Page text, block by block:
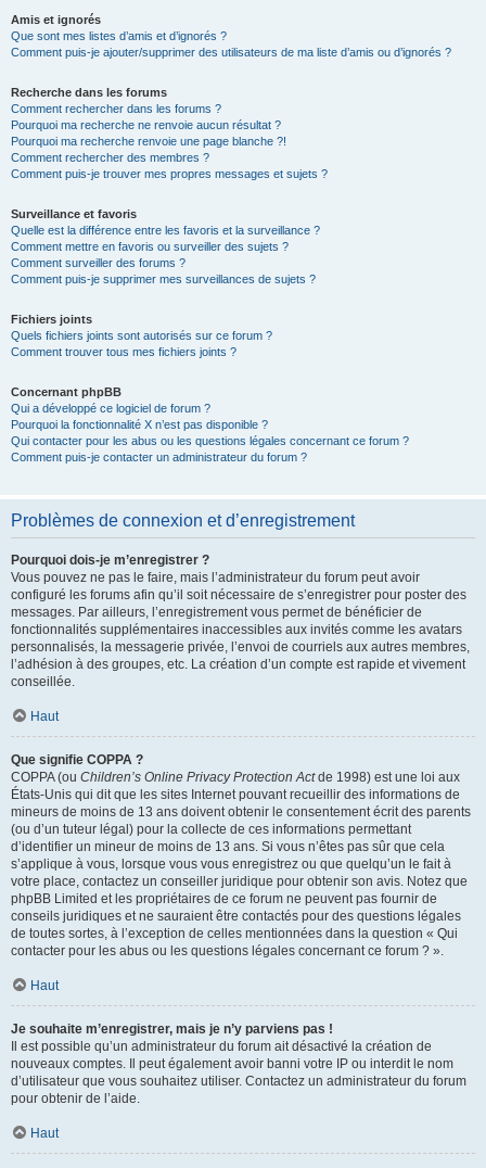
Amis et ignorés
Que sont mes listes d’amis et d’ignorés ?
Comment puis-je ajouter/supprimer des utilisateurs de ma liste d’amis ou d’ignorés ?
Recherche dans les forums
Comment rechercher dans les forums ?
Pourquoi ma recherche ne renvoie aucun résultat ?
Pourquoi ma recherche renvoie une page blanche ?!
Comment rechercher des membres ?
Comment puis-je trouver mes propres messages et sujets ?
Surveillance et favoris
Quelle est la différence entre les favoris et la surveillance ?
Comment mettre en favoris ou surveiller des sujets ?
Comment surveiller des forums ?
Comment puis-je supprimer mes surveillances de sujets ?
Fichiers joints
Quels fichiers joints sont autorisés sur ce forum ?
Comment trouver tous mes fichiers joints ?
Concernant phpBB
Qui a développé ce logiciel de forum ?
Pourquoi la fonctionnalité X n’est pas disponible ?
Qui contacter pour les abus ou les questions légales concernant ce forum ?
Comment puis-je contacter un administrateur du forum ?
Problèmes de connexion et d’enregistrement
Pourquoi dois-je m’enregistrer ?
Vous pouvez ne pas le faire, mais l’administrateur du forum peut avoir
configuré les forums afin qu’il soit nécessaire de s’enregistrer pour poster des
messages. Par ailleurs, l’enregistrement vous permet de bénéficier de
fonctionnalités supplémentaires inaccessibles aux invités comme les avatars
personnalisés, la messagerie privée, l’envoi de courriels aux autres membres,
l’adhésion à des groupes, etc. La création d’un compte est rapide et vivement
conseillée.
Haut
Que signifie COPPA ?
COPPA (ou Children’s Online Privacy Protection Actde 1998) est une loi aux
États-Unis qui dit que les sites Internet pouvant recueillir des informations de
mineurs de moins de 13 ans doivent obtenir le consentement écrit des parents
(ou d’un tuteur légal) pour la collecte de ces informations permettant
d’identifier un mineur de moins de 13 ans. Si vous n’êtes pas sûr que cela
s’applique à vous, lorsque vous vous enregistrez ou que quelqu’un le fait à
votre place, contactez un conseiller juridique pour obtenir son avis. Notez que
phpBB Limited et les propriétaires de ce forum ne peuvent pas fournir de
conseils juridiques et ne sauraient être contactés pour des questions légales
de toutes sortes, à l’exception de celles mentionnées dans la question « Qui
contacter pour les abus ou les questions légales concernant ce forum ? ».
Haut
Je souhaite m’enregistrer, mais je n’y parviens pas !
Il est possible qu’un administrateur du forum ait désactivé la création de
nouveaux comptes. Il peut également avoir banni votre IP ou interdit le nom
d’utilisateur que vous souhaitez utiliser. Contactez un administrateur du forum
pour obtenir de l’aide.
Haut